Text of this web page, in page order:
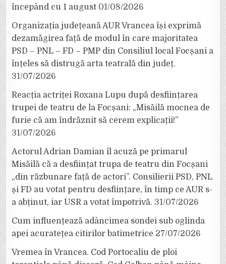
începând cu 1 august 01/08/2026
Organizația județeană AUR Vrancea își exprimă
dezamăgirea față de modul în care majoritatea
PSD – PNL – FD – PMP din Consiliul local Focșani a
înțeles să distrugă arta teatrală din județ.
31/07/2026
Reacția actriței Roxana Lupu după desființarea
trupei de teatru de la Focșani: „Misăilă mocnea de
furie că am îndrăznit să cerem explicații!”
31/07/2026
Actorul Adrian Damian îl acuză pe primarul
Misăilă că a desființat trupa de teatru din Focșani
„din răzbunare față de actori”. Consilierii PSD, PNL
și FD au votat pentru desființare, în timp ce AUR s-
a abținut, iar USR a votat împotrivă. 31/07/2026
Cum influențează adâncimea sondei sub oglinda
apei acuratețea citirilor batimetrice 27/07/2026
Vremea în Vrancea. Cod Portocaliu de ploi